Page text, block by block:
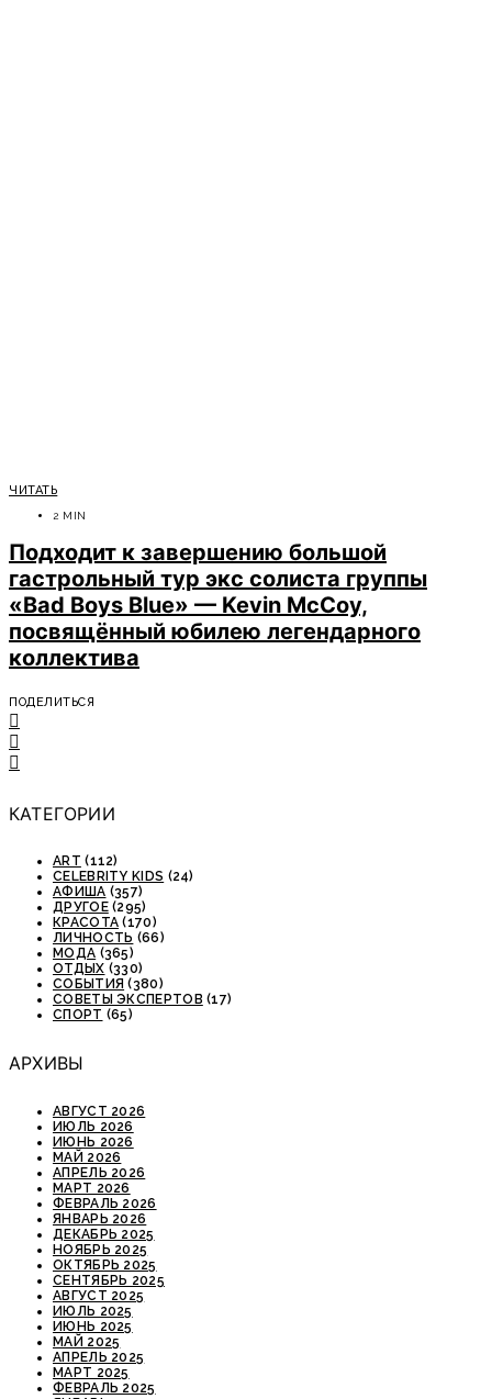
ЧИТАТЬ
2 MIN
Подходит к завершению большой
гастрольный тур экс солиста группы
«Bad Boys Blue» — Kevin McCoy,
посвящённый юбилею легендарного
коллектива
ПОДЕЛИТЬСЯ
КАТЕГОРИИ
ART (112)
CELEBRITY KIDS (24)
АФИША (357)
ДРУГОЕ(295)
КРАСОТА (170)
ЛИЧНОСТЬ (66)
МОДА (365)
ОТДЫХ (330)
СОБЫТИЯ (380)
СОВЕТЫ ЭКСПЕРТОВ (17)
СПОРТ (65)
АРХИВЫ
АВГУСТ 2026
ИЮЛЬ 2026
ИЮНЬ 2026
МАЙ 2026
АПРЕЛЬ 2026
МАРТ 2026
ФЕВРАЛЬ 2026
ЯНВАРЬ 2026
ДЕКАБРЬ 2025
НОЯБРЬ 2025
ОКТЯБРЬ 2025
СЕНТЯБРЬ 2025
АВГУСТ 2025
ИЮЛЬ 2025
ИЮНЬ 2025
МАЙ 2025
АПРЕЛЬ 2025
МАРТ 2025
ФЕВРАЛЬ 2025